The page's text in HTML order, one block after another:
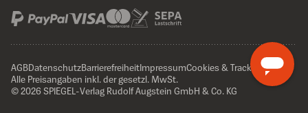
AGBDatenschutzBarrierefreiheitImpressumCookies & Tracking
Alle Preisangaben inkl. der gesetzl. MwSt.
© 2026 SPIEGEL-Verlag Rudolf Augstein GmbH & Co. KG